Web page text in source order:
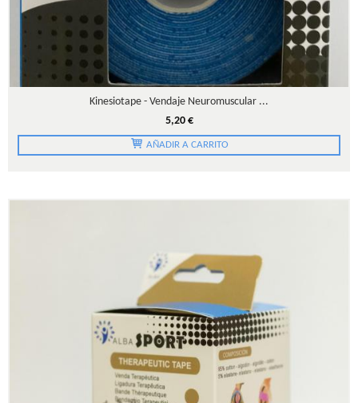
Kinesiotape - Vendaje Neuromuscular ...
5,20 €
AÑADIR A CARRITO